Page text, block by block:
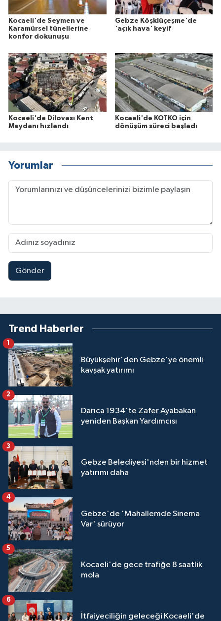
Kocaeli'de Seymen ve
Karamürsel tünellerine
konfor dokunuşu
Gebze Köşklüçeşme'de
'açık hava' keyif
Kocaeli'de Dilovası Kent
Meydanı hızlandı
Kocaeli'de KOTKO için
dönüşüm süreci başladı
Yorumlar
Gönder
Trend Haberler
Büyükşehir'den Gebze'ye önemli
kavşak yatırımı
Darıca 1934'te Zafer Ayabakan
yeniden Başkan Yardımcısı
2
Gebze Belediyesi'nden bir hizmet
yatırımı daha
3
Gebze'de 'Mahallemde Sinema
Var' sürüyor
4
Kocaeli'de gece trafiğe 8 saatlik
mola
5
İtfaiyeciliğin geleceği Kocaeli'de
6